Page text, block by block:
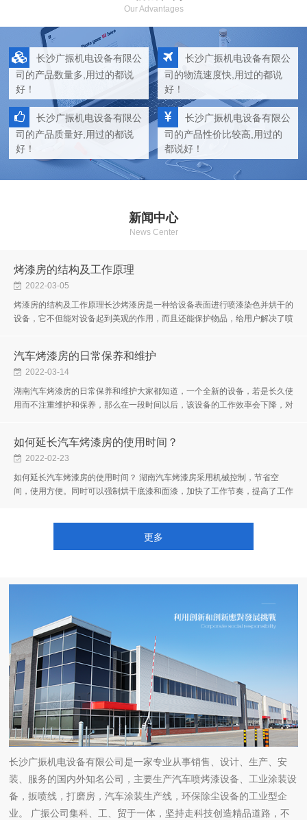
Our Advantages
长沙广振机电设备有限公
司的产品数量多,用过的都说
好！
长沙广振机电设备有限公
司的物流速度快,用过的都说
好！
长沙广振机电设备有限公
司的产品质量好,用过的都说
好！
长沙广振机电设备有限公
司的产品性价比较高,用过的
都说好！
新闻中心
News Center
烤漆房的结构及工作原理
2022-03-05
烤漆房的结构及工作原理长沙烤漆房是一种给设备表面进行喷漆染色并烘干的
设备，它不但能对设备起到美观的作用，而且还能保护物品，给用户解决了喷
汽车烤漆房的日常保养和维护
2022-03-14
湖南汽车烤漆房的日常保养和维护大家都知道，一个全新的设备，若是长久使
用而不注重维护和保养，那么在一段时间以后，该设备的工作效率会下降，对
如何延长汽车烤漆房的使用时间？
2022-02-23
如何延长汽车烤漆房的使用时间？ 湖南汽车烤漆房采用机械控制，节省空
间，使用方便。同时可以强制烘干底漆和面漆，加快了工作节奏，提高了工作
更多
长沙广振机电设备有限公司是一家专业从事销售、设计、生产、安
装、服务的国内外知名公司，主要生产汽车喷烤漆设备、工业涂装设
备，扳喷线，打磨房，汽车涂装生产线，环保除尘设备的工业型企
业。 广振公司集科、工、贸于一体，坚持走科技创造精品道路，不